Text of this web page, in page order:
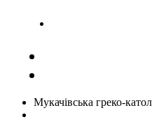
Мукачівська греко-